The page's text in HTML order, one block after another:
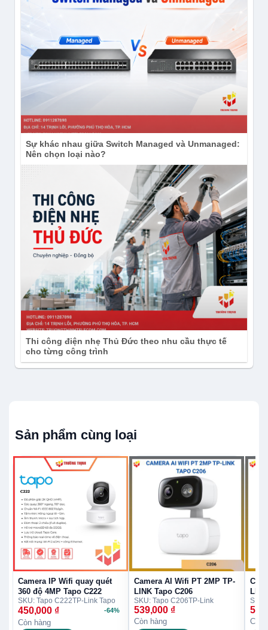
CÔNG TY TNHH ĐẦU TƯ CÔNG NGHỆ TRƯỜNG
THỊNH
Địa chỉ:14 Trịnh Lỗi, P. Phú Thọ Hoà, TP. Hồ Chí
Minh
(028) 38 101 698 – 0911 28 78 98
Email: truongthinhtelecom@gmail.com
Website: https://truongthinhtelecom.com/
Sản phẩm và nội dung liên quan
Bộ Kit camera IP 3MP TP-LINK Tapo
C410 KIT
Đại lý phân phối camera TP-Link (Tapo)
chính hãng giá rẻ tại TP.HCM
Camera IP Wifi quay quét 360 độ 4MP
Tapo C222
So sánh camera Imou và Tapo chi tiết từ
A – Z Năm 2026
3MP TP-Link Tapo C410?
Liên hệ Trường Thịnh để được kiểm tra tồn
kho, tư vấn cấu hình phù hợp và báo giá
chính xác trước khi đặt mua.
Sự khác nhau giữa Switch Managed và Unmanaged:
Nên chọn loại nào?
Thi công điện nhẹ Thủ Đức theo nhu cầu thực tế
cho từng công trình
Sản phẩm cùng loại
Camera IP Wifi quay quét
360 độ 4MP Tapo C222
SKU: Tapo C222TP-Link Tapo
450,000 ₫ -64%
Còn hàng
Camera AI Wifi PT 2MP TP-
LINK Tapo C206
SKU: Tapo C206TP-Link
539,000 ₫
Còn hàng
Còn